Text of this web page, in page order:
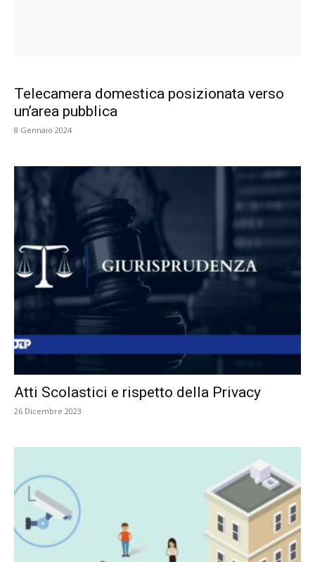
Telecamera domestica posizionata verso
un’area pubblica
8 Gennaio 2024
Atti Scolastici e rispetto della Privacy
26 Dicembre 2023